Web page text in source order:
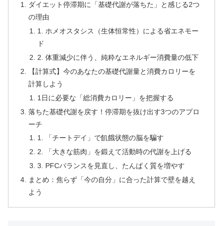
ダイエット停滞期に「基礎代謝が落ちた」と感じる2つ
の理由
1. ホメオスタシス（生体恒常性）による省エネモー
ド
2. 体重減少に伴う、純粋なエネルギー消費量の低下
【計算式】今のあなたの基礎代謝量と消費カロリーを
計算しよう
1日に必要な「総消費カロリー」を把握する
落ちた基礎代謝を戻す！停滞期を抜け出す3つのアプロ
ーチ
1. 「チートデイ」で飢餓状態の脳を騙す
2. 「大きな筋肉」を鍛えて活動時の代謝を上げる
3. PFCバランスを見直し、たんぱく質を増やす
まとめ：焦らず「今の自分」に合った計算で壁を越え
よう